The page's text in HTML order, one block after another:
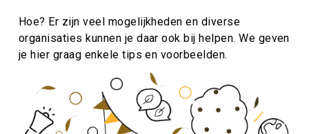
Hoe? Er zijn veel mogelijkheden en diverse
organisaties kunnen je daar ook bij helpen. We geven
je hier graag enkele tips en voorbeelden.